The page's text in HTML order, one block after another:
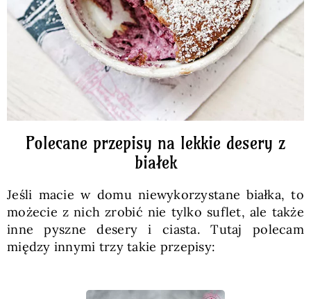
Polecane przepisy na lekkie desery z
białek
Jeśli macie w domu niewykorzystane białka, to
możecie z nich zrobić nie tylko suflet, ale także
inne pyszne desery i ciasta. Tutaj polecam
między innymi trzy takie przepisy: